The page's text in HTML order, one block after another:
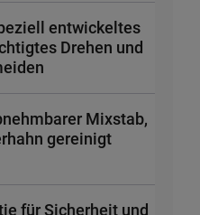
entwickeltes
Drehen und
Mixstab,
gereinigt
für Sicherheit und